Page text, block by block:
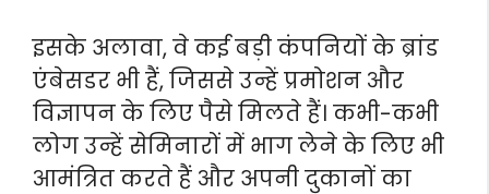
इसके अलावा, वे कई बड़ी कंपनियों के ब्रांड
एंबेसडर भी हैं, जिससे उन्हें प्रमोशन और
विज्ञापन के लिए पैसे मिलते हैं। कभी-कभी
लोग उन्हें सेमिनारों में भाग लेने के लिए भी
आमंत्रित करते हैं और अपनी दुकानों का